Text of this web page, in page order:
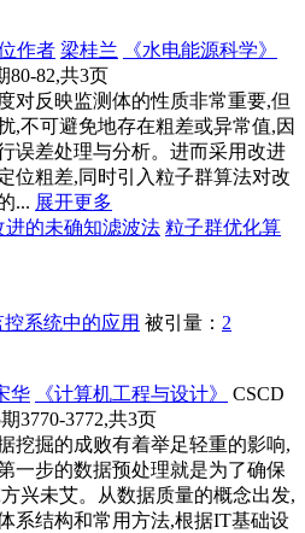
作者 梁桂兰
《水电能源科学》
80-82,共3页
对反映监测体的性质非常重要,但
,不可避免地存在粗差或异常值,因
误差处理与分析。进而采用改进
位粗差,同时引入粒子群算法对改
... 展开更多
进的未确知滤波法 粒子群优化算
系统中的应用 被引量： 2
华 《计算机工程与设计》
CSCD
3770-3772,共3页
挖掘的成败有着举足轻重的影响,
一步的数据预处理就是为了确保
兴未艾。从数据质量的概念出发,
系结构和常用方法,根据IT基础设